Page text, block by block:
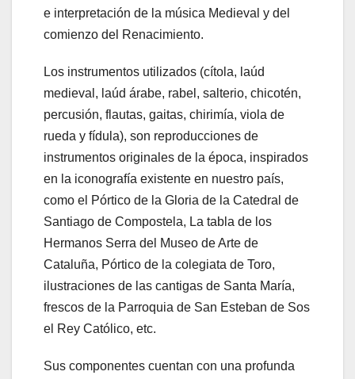
e interpretación de la música Medieval y del
comienzo del Renacimiento.
Los instrumentos utilizados (cítola, laúd
medieval, laúd árabe, rabel, salterio, chicotén,
percusión, flautas, gaitas, chirimía, viola de
rueda y fídula), son reproducciones de
instrumentos originales de la época, inspirados
en la iconografía existente en nuestro país,
como el Pórtico de la Gloria de la Catedral de
Santiago de Compostela, La tabla de los
Hermanos Serra del Museo de Arte de
Cataluña, Pórtico de la colegiata de Toro,
ilustraciones de las cantigas de Santa María,
frescos de la Parroquia de San Esteban de Sos
el Rey Católico, etc.
Sus componentes cuentan con una profunda